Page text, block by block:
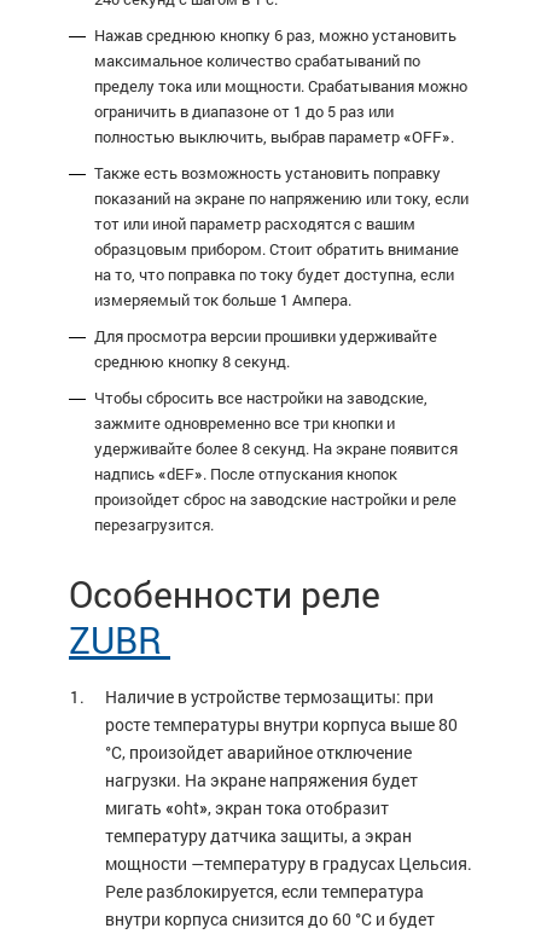
Нажав среднюю кнопку 6 раз, можно установить
максимальное количество срабатываний по
пределу тока или мощности. Срабатывания можно
ограничить в диапазоне от 1 до 5 раз или
полностью выключить, выбрав параметр«OFF».
Также есть возможность установить поправку
показаний на экране по напряжению или току, если
тот или иной параметр расходятся с вашим
образцовым прибором. Стоит обратить внимание
на то, что поправка по току будет доступна, если
измеряемый ток больше 1 Ампера.
Для просмотра версии прошивки удерживайте
среднюю кнопку 8 секунд.
Чтобы сбросить все настройки на заводские,
зажмите одновременно все три кнопки и
удерживайте более 8 секунд. На экране появится
надпись«dEF». После отпускания кнопок
произойдет сброс на заводские настройки и реле
перезагрузится.
Особенности реле
ZUBR
Наличие в устройстветермозащиты: при
росте температуры внутри корпуса выше 80
°С, произойдет аварийное отключение
нагрузки. На экране напряжения будет
мигать «oht», экран тока отобразит
температуру датчика защиты, а экран
мощности —температуру в градусах Цельсия.
Реле разблокируется, если температура
внутри корпуса снизится до 60 °С и будет